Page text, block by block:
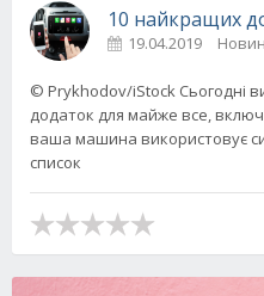
10 найкращих
19.04.2019
© Prykhodov/iStock Сьогодні
додаток для майже все,
ваша машина використовує
список